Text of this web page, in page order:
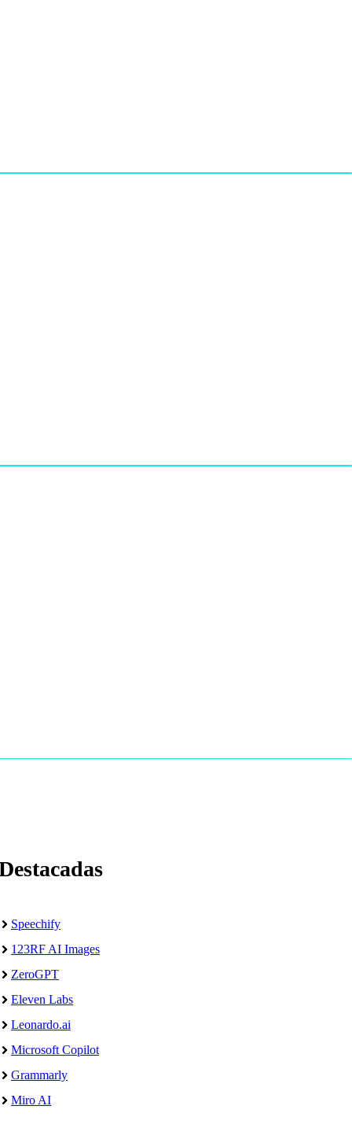
Speechify
123RF AI Images
ZeroGPT
Eleven Labs
Leonardo.ai
Microsoft Copilot
Grammarly
Miro AI